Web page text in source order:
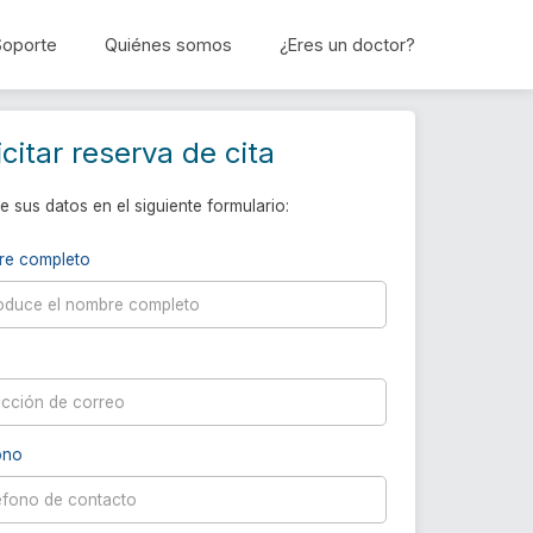
Quiénes somos ¿Eres un doctor?
Reservar cita
reserva de cita
sus datos en el siguiente formulario:
completo